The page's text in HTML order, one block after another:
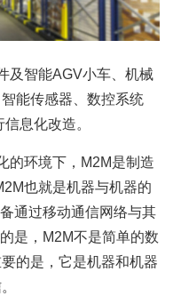
及智能AGV小车、机械
能传感器、数控系统
息化改造。
的环境下，M2M是制造
也就是机器与机器的
通过移动通信网络与其
是，M2M不是简单的数
的是，它是机器和机器